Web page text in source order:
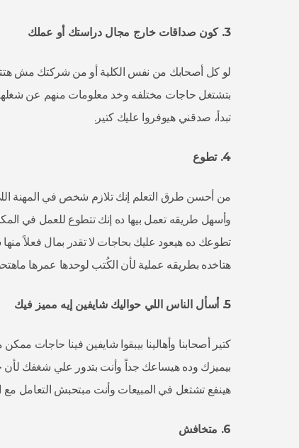
3. كون صداقاتخارج مجالدراستك أو عملك
لو كل أصحابك من نفس الكلية أو من شركتك مش
بتشتغل حاجات مختلفه وخد معلومات منهم عن
تبدأ، صدقني هيوفروا عليك كتير.
4. تطوع
من أحسن طرق التعلم إنك تلازم شخص في المهنة
وأسهل طريقه تعمل بيها ده إنك تتطوع للعمل في
تطوعك ده هيعود عليك بحاجات لا تقدر بمال فعلاً منها
هتاخده بطريقه عملية لأن الكُتب لوحدها عمرها
5. أسأل الناس اللي حواليكشايفين إيه مميز فيك
كتير أصحابنا وأهالينا بيبقوا شايفين فينا حاجات
بيميزك وده هيساعك جداً وأنت بتدور علي شغفك
هينفع تشتغل في المبيعات وأنت مبتحبش التعامل مع
6. متخافش